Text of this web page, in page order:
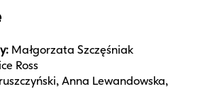
Małgorzata Szczęśniak
Ross
Anna Lewandowska,